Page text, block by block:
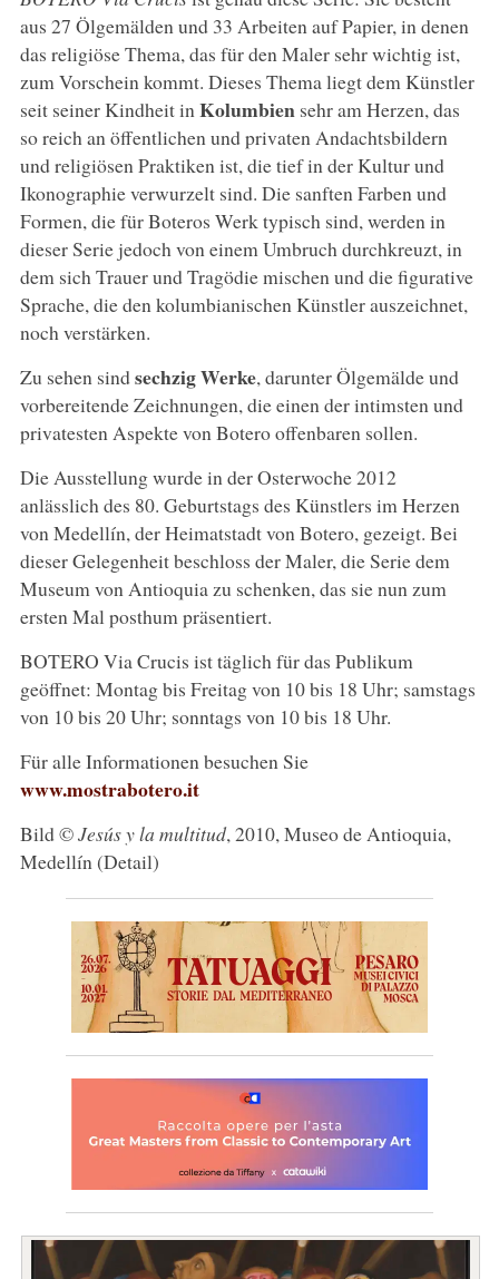
aus 27 Ölgemälden und 33 Arbeiten auf Papier, in denen
das religiöse Thema, das für den Maler sehr wichtig ist,
zum Vorschein kommt. Dieses Thema liegt dem Künstler
seit seiner Kindheit in Kolumbien sehr am Herzen, das
so reich an öffentlichen und privaten Andachtsbildern
und religiösen Praktiken ist, die tief in der Kultur und
Ikonographie verwurzelt sind. Die sanften Farben und
Formen, die für Boteros Werk typisch sind, werden in
dieser Serie jedoch von einem Umbruch durchkreuzt, in
dem sich Trauer und Tragödie mischen und die figurative
Sprache, die den kolumbianischen Künstler auszeichnet,
noch verstärken.
Zu sehen sindsechzig Werke, darunter Ölgemälde und
vorbereitende Zeichnungen, die einen der intimsten und
privatesten Aspekte von Botero offenbaren sollen.
Die Ausstellung wurde in der Osterwoche 2012
anlässlich des 80. Geburtstags des Künstlers im Herzen
von Medellín, der Heimatstadt von Botero, gezeigt. Bei
dieser Gelegenheit beschloss der Maler, die Serie dem
Museum von Antioquia zu schenken, das sie nun zum
ersten Mal posthum präsentiert.
BOTERO Via Crucis ist täglich für das Publikum
geöffnet: Montag bis Freitag von 10 bis 18 Uhr; samstags
von 10 bis 20 Uhr; sonntags von 10 bis 18 Uhr.
Für alle Informationen besuchen Sie
www.mostrabotero.it
Bild ©Jesús y la multitud, 2010, Museo de Antioquia,
Medellín (Detail)